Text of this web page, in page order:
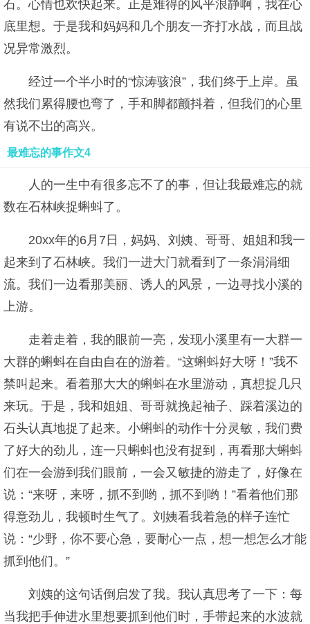
石。心情也欢快起来。正是难得的风平浪静啊，我在心
底里想。于是我和妈妈和几个朋友一齐打水战，而且战
况异常激烈。
经过一个半小时的“惊涛骇浪”，我们终于上岸。虽
然我们累得腰也弯了，手和脚都颤抖着，但我们的心里
有说不岀的高兴。
最难忘的事作文4
人的一生中有很多忘不了的事，但让我最难忘的就
数在石林峡捉蝌蚪了。
20xx年的6月7日，妈妈、刘姨、哥哥、姐姐和我一
起来到了石林峡。我们一进大门就看到了一条涓涓细
流。我们一边看那美丽、诱人的风景，一边寻找小溪的
上游。
走着走着，我的眼前一亮，发现小溪里有一大群一
大群的蝌蚪在自由自在的游着。“这蝌蚪好大呀！”我不
禁叫起来。看着那大大的蝌蚪在水里游动，真想捉几只
来玩。于是，我和姐姐、哥哥就挽起袖子、踩着溪边的
石头认真地捉了起来。小蝌蚪的动作十分灵敏，我们费
了好大的劲儿，连一只蝌蚪也没有捉到，再看那大蝌蚪
们在一会游到我们眼前，一会又敏捷的游走了，好像在
说：“来呀，来呀，抓不到哟，抓不到哟！”看着他们那
得意劲儿，我顿时生气了。刘姨看我着急的样子连忙
说：“少野，你不要心急，要耐心一点，想一想怎么才能
抓到他们。”
刘姨的这句话倒启发了我。我认真思考了一下：每
当我把手伸进水里想要抓到他们时，手带起来的水波就